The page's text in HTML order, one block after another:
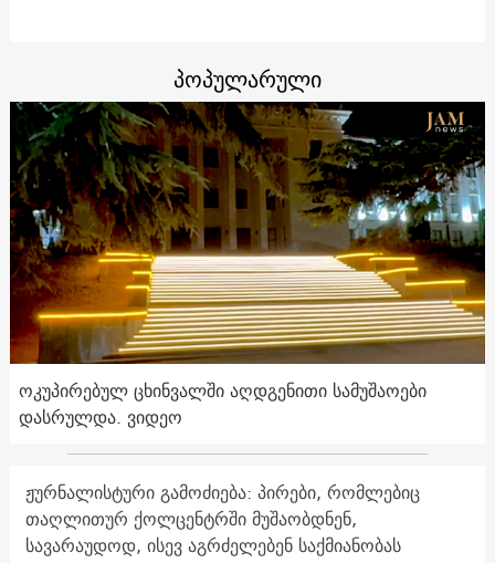
პოპულარული
ოკუპირებულ ცხინვალში აღდგენითი სამუშაოები
დასრულდა. ვიდეო
ჟურნალისტური გამოძიება: პირები, რომლებიც
თაღლითურ ქოლცენტრში მუშაობდნენ,
სავარაუდოდ, ისევ აგრძელებენ საქმიანობას